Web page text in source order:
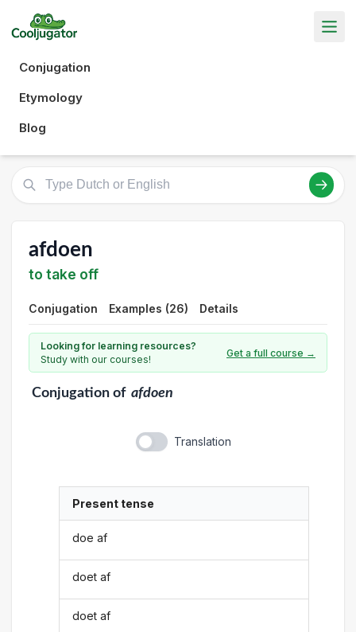
Conjugation
Etymology
Blog
afdoen
to take off
Conjugation Examples (26) Details
Looking for learning resources?
Study with our courses!
Get a full course →
Conjugationof afdoen
Translation
Present tense
doe af
doet af
doet af